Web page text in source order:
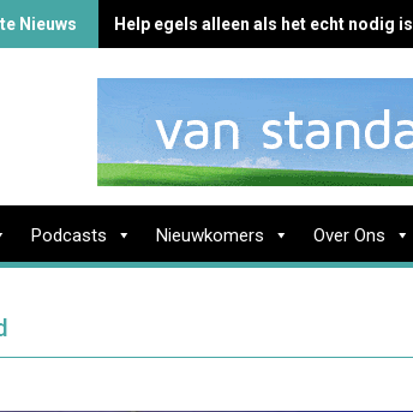
Nieuws Help egels alleen als het echt nodig is
Podcasts Nieuwkomers Over Ons